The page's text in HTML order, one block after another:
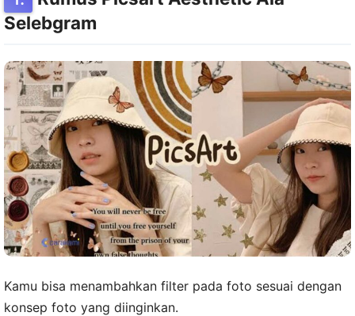
Selebgram
Kamu bisa menambahkan filter pada foto sesuai dengan
konsep foto yang diinginkan.